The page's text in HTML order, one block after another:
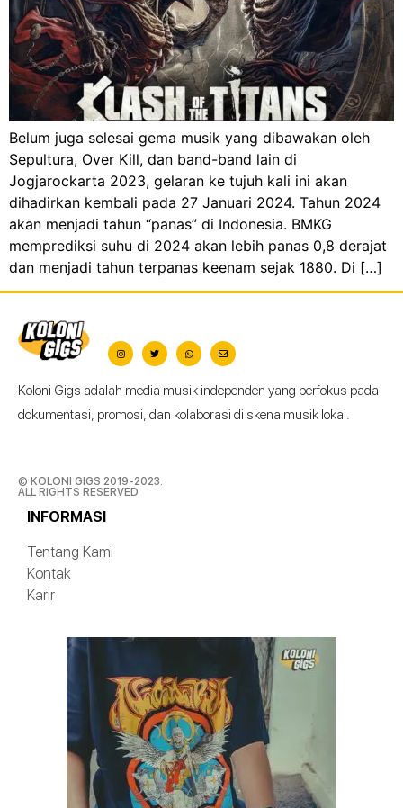
Belum juga selesai gema musik yang dibawakan oleh
Sepultura, Over Kill, dan band-band lain di
Jogjarockarta 2023, gelaran ke tujuh kali ini akan
dihadirkan kembali pada 27 Januari 2024. Tahun 2024
akan menjadi tahun “panas” di Indonesia. BMKG
memprediksi suhu di 2024 akan lebih panas 0,8 derajat
dan menjadi tahun terpanas keenam sejak 1880. Di […]
Koloni Gigs adalah media musik independen yang berfokus pada
dokumentasi, promosi, dan kolaborasi di skena musik lokal.
© KOLONI GIGS 2019-2023.
ALL RIGHTS RESERVED
INFORMASI
Tentang Kami
Kontak
Karir